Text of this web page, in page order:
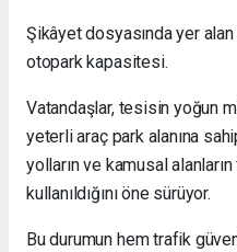
Şikâyet dosyasında yer
otopark kapasitesi.
Vatandaşlar, tesisin yoğun
yeterli araç park alanına
yolların ve kamusal
kullanıldığını öne sürüyor.
Bu durumun hem trafik